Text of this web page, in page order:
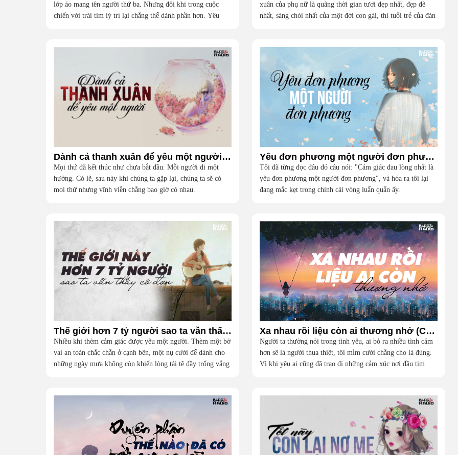
lớp áo mang tên người thứ ba. Nhưng đôi khi trong cuộc
chiến với trái tim lý trí lại chẳng thể dành phần hơn. Yêu
xuân của phụ nữ là quãng thời gian tươi đẹp nhất, đẹp đẽ
nhất, sáng chói nhất của một đời con gái, thì tuổi trẻ của đàn
Dành cả thanh xuân để yêu một người (Vlog Radio)
Mọi thứ đã kết thúc như chưa bắt đầu. Mỗi người đi một
hướng. Có lẽ, sau này khi chúng ta gặp lại, chúng ta sẽ có
mọi thứ nhưng vĩnh viễn chẳng bao giờ có nhau.
Yêu đơn phương một người đơn phương (Vlog Radio)
Tôi đã từng đọc đâu đó câu nói: "Cảm giác đau lòng nhất là
yêu đơn phương một người đơn phương", và hóa ra tôi lại
đang mắc kẹt trong chính cái vòng luẩn quẩn ấy.
Thế giới hơn 7 tỷ người sao ta vẫn thấy cô đơn (Vlog Radio)
Nhiều khi thèm cảm giác được yêu một người. Thèm một bờ
vai an toàn chắc chắn ở cạnh bên, một nụ cười để dành cho
những ngày mưa không còn khiến lòng tái tê đầy trống vắng
Xa nhau rồi liệu còn ai thương nhớ (Cafe Vlog)
Người ta thường nói trong tình yêu, ai bỏ ra nhiều tình cảm
hơn sẽ là người thua thiệt, tôi mỉm cười chẳng cho là đúng.
Vì khi yêu ai cũng đã trao đi những cảm xúc nơi đầu tim
thắng ai thua đâu còn quan trọng, chuyện tùy duyên, thôi thì